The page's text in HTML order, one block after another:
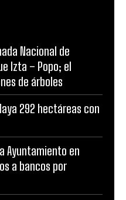
Nacional de
Izta – Popo; el
de árboles
292 hectáreas con
Ayuntamiento en
a bancos por